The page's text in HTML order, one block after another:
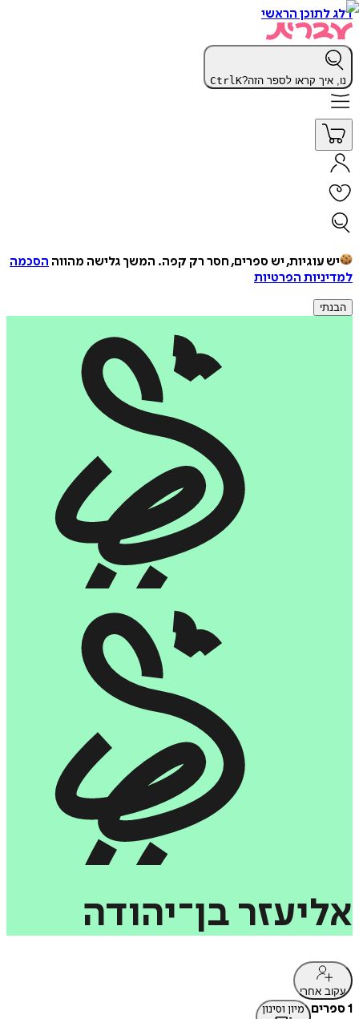
דלג לתוכן הראשי
נו, איך קראו לספר הזה? CtrlK
יש עוגיות, יש ספרים, חסר רק קפה. המשך גלישה מהווה הסכמה
למדיניות הפרטיות
הבנתי
אליעזר בן־יהודה
עקוב אחרי
1 ספרים מיון וסינון